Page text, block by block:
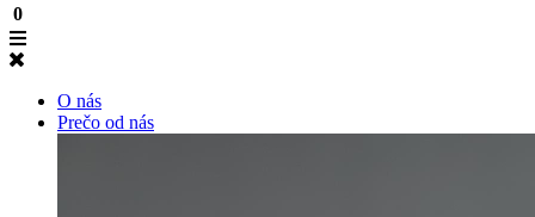
0
O nás
Prečo od nás